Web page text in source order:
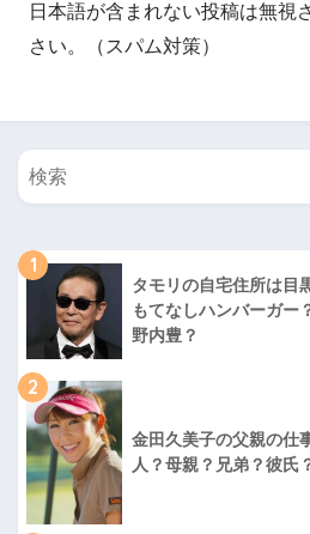
日本語が含まれない投稿は無視
さい。（スパム対策）
1
タモリの自宅住所は目
もてなしハンバーガー
野内豊？
2
金田久美子の父親の仕
人？母親？兄弟？彼氏